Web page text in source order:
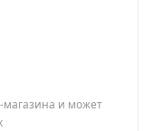
магазина и может